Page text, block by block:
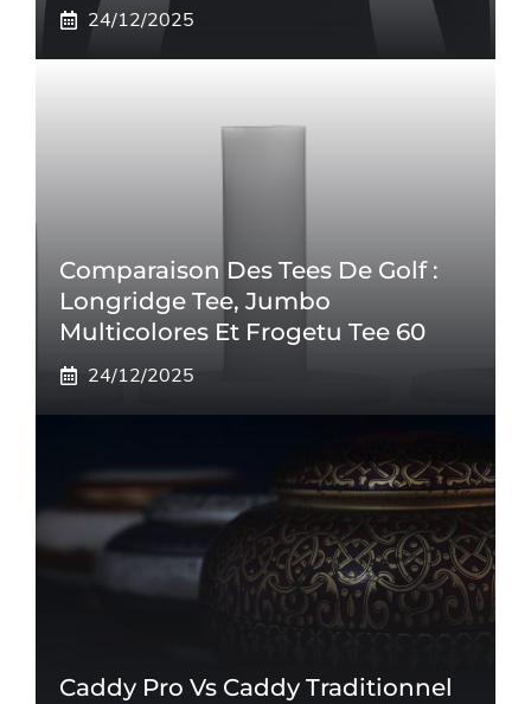
24/12/2025
Comparaison Des Tees De Golf :
Longridge Tee, Jumbo
Multicolores Et Frogetu Tee 60
24/12/2025
Caddy Pro Vs Caddy Traditionnel